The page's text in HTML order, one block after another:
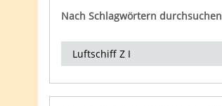
Nach Schlagwörtern durchsuchen